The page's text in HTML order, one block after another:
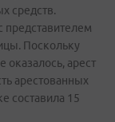
средств.
представителем
Поскольку
оказалось, арест
арестованных
составила 15